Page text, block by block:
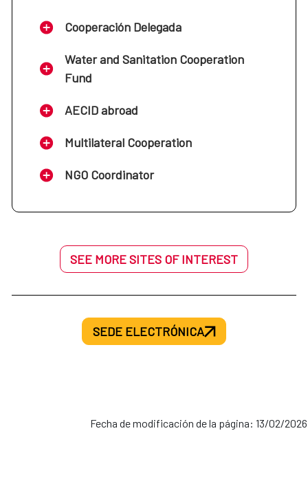
Cooperación Delegada
Water and Sanitation Cooperation
Fund
AECID abroad
Multilateral Cooperation
NGO Coordinator
SEE MORE SITES OF INTEREST
SEDE ELECTRÓNICA
Fecha de modificación de la página: 13/02/2026